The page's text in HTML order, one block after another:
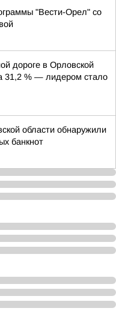
"Вести-Орел" со
дороге в Орловской
31,2 % — лидером стало
области обнаружили
банкнот